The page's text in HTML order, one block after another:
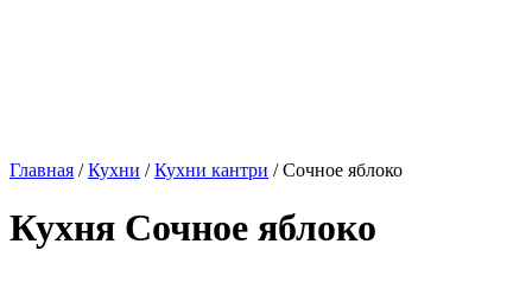
Главная /Кухни /Кухни кантри / Сочное яблоко
Кухня Сочное яблоко